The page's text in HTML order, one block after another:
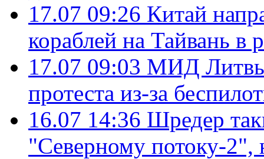
17.07 09:26 Китай
кораблей на Тайвань в
17.07 09:03 МИД Литвы
протеста из-за
16.07 14:36 Шредер
"Северному потоку-2",